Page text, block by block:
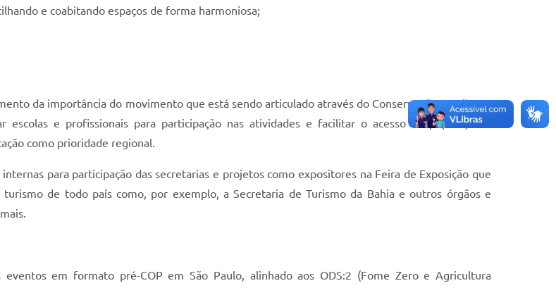
e coabitando espaços de forma harmoniosa;
da importância do movimento que está sendo articulado através do ConservAção Brasil e se
e profissionais para participação nas atividades e facilitar o acesso da população à
como prioridade regional.
para participação das secretarias e projetos como expositores na Feira de Exposição que
de todo país como, por exemplo, a Secretaria de Turismo da Bahia e outros órgãos e
em formato pré-COP em São Paulo, alinhado aos ODS:2 (Fome Zero e Agricultura